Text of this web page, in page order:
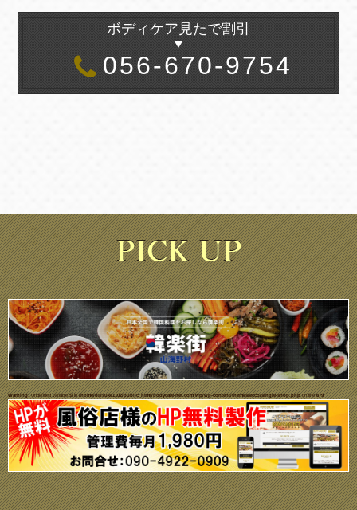
ボディケア見たで割引
056-670-9754
Warning: Undefined variable $i in/home/daisuke1102/public_html/bodycare-net.com/wp/wp-content/themes/ecco/single-shop.phpon line679